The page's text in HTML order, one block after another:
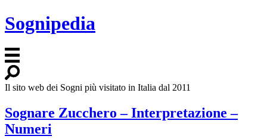
Sognipedia
Il sito web dei Sogni più visitato in Italia dal 2011
Sognare Zucchero – Interpretazione –
Numeri